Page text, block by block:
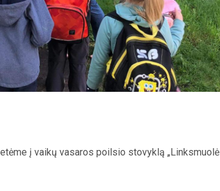
į vaikų vasaros poilsio stovyklą „Linksmuolė